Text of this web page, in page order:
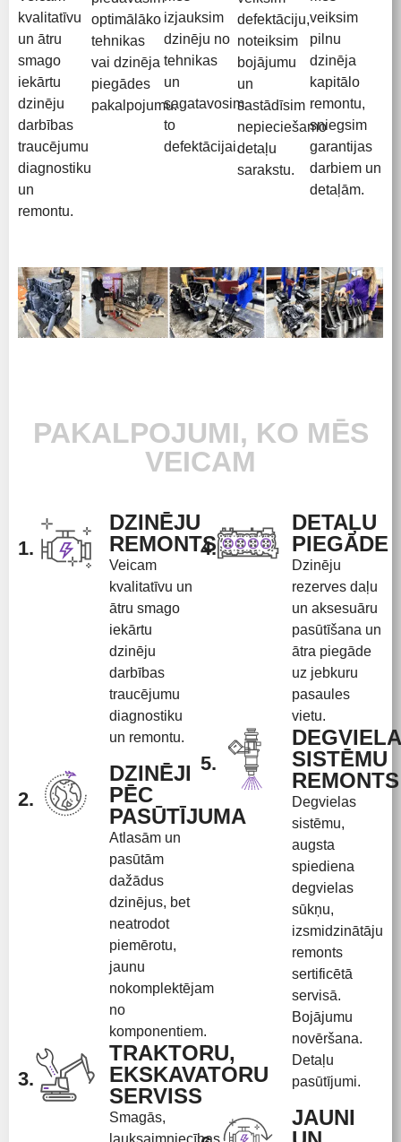
kvalitatīvu
un ātru
smago
iekārtu
dzinēju
darbības
traucējumu
diagnostiku
un
remontu.
optimālāko
tehnikas
vai dzinēja
piegādes
pakalpojumu.
izjauksim
dzinēju no
tehnikas
un
sagatavosim
to
defektācijai.
defektāciju,
noteiksim
bojājumu
un
sastādīsim
nepieciešamo
detaļu
sarakstu.
veiksim
pilnu
dzinēja
kapitālo
remontu,
sniegsim
garantijas
darbiem un
detaļām.
PAKALPOJUMI, KO MĒS
VEICAM
1.
DZINĒJU
REMONTS
Veicam
kvalitatīvu un
ātru smago
iekārtu
dzinēju
darbības
traucējumu
diagnostiku
un remontu.
2.
DZINĒJI
PĒC
PASŪTĪJUMA
Atlasām un
pasūtām
dažādus
dzinējus, bet
neatrodot
piemērotu,
jaunu
nokomplektējam
no
komponentiem.
3.
TRAKTORU,
EKSKAVATORU
SERVISS
Smagās,
lauksaimniecības,
4.
DETAĻU
PIEGĀDE
Dzinēju
rezerves daļu
un aksesuāru
pasūtīšana un
ātra piegāde
uz jebkuru
pasaules
vietu.
5.
SISTĒMU
REMONTS
Degvielas
sistēmu,
augsta
spiediena
degvielas
sūkņu,
izsmidzinātāju
remonts
sertificētā
servisā.
Bojājumu
novēršana.
Detaļu
pasūtījumi.
JAUNI